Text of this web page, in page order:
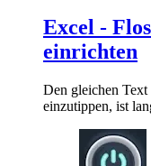
Excel -
einrichten
Den gleichen
einzutippen, ist